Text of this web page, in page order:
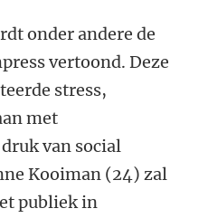
onder andere de
vertoond. Deze
stress,
met
van social
Kooiman (24) zal
publiek in